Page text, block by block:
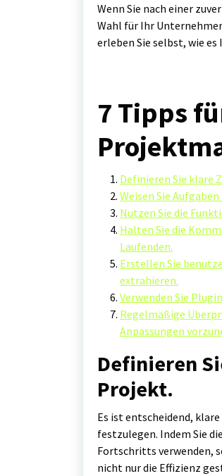
Wenn Sie nach einer
Wahl für Ihr
erleben Sie selbst, wie
7 Tipps
Definieren Sie klare
Weisen Sie
Nutzen Sie die
Halten Sie die
Laufenden.
Erstellen Sie
extrahieren.
Verwenden Sie
Regelmäßige
Anpassungen
Definieren
Projekt.
Es ist entscheidend,
festzulegen. Indem Sie
Fortschritts verwenden,
nicht nur die Effizienz